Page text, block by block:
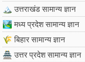
🏔️ उत्तराखंड सामान्य ज्ञान
🏞️ मध्य प्रदेश सामान्य ज्ञान
🌾 बिहार सामान्य ज्ञान
🏯 उत्तर प्रदेश सामान्य ज्ञान